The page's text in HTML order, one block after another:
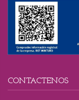
CONTACTENOS